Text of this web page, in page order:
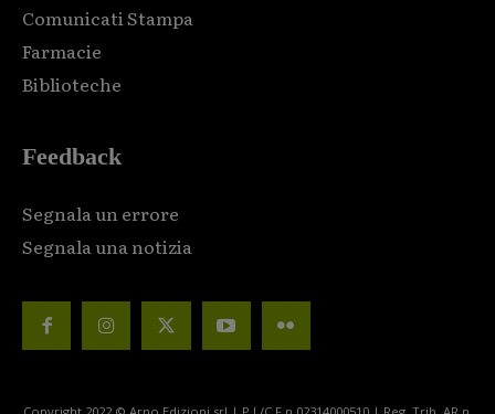
Comunicati Stampa
Farmacie
Biblioteche
Feedback
Segnala un errore
Segnala una notizia